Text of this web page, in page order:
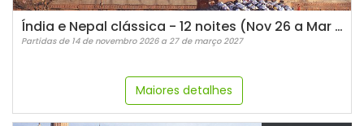
Índia e Nepal clássica - 12 noites (Nov 26 a Mar 27)
Partidas de 14 de novembro 2026 a 27 de março 2027
Maiores detalhes